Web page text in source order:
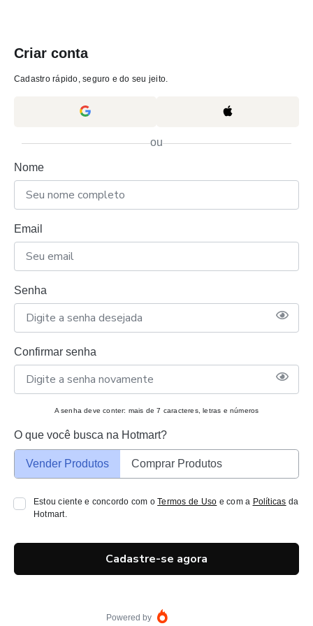
Criar conta
Cadastro rápido, seguro e do seu jeito.
ou
Nome
Email
Senha
Confirmar senha
A senha deve conter: mais de 7 caracteres, letras e números
O que você busca na Hotmart?
Vender Produtos Comprar Produtos
Estou ciente e concordo com oTermos de Uso e com a Políticas da
Hotmart.
Cadastre-se agora
Powered by